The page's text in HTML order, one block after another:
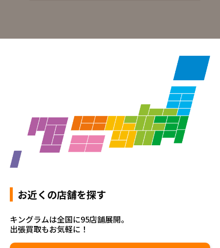
お近くの店舗を探す
キングラムは全国に95店舗展開。
出張買取もお気軽に！